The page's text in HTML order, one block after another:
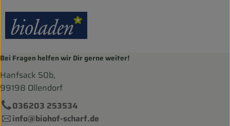
Bei Fragen helfen wir Dir gerne weiter!
Hanfsack 50b,
99198 Ollendorf
036203 253534
info@biohof-scharf.de